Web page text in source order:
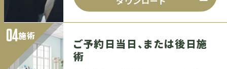
04施術
ご予約日当日、または後日施
術